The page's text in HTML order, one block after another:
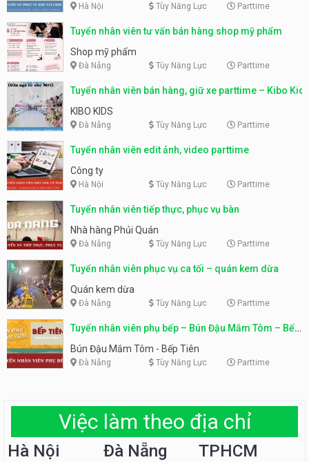
Hà Nội Tùy Năng Lực Parttime
Tuyển nhân viên tư vấn bán hàng shop mỹ phẩm
Shop mỹ phẩm
Đà Nẵng Tùy Năng Lực Parttime
Tuyển nhân viên bán hàng, giữ xe parttime – Kibo Kid
KIBO KIDS
Đà Nẵng Tùy Năng Lực Parttime
Tuyển nhân viên edit ảnh, video parttime
Công ty
Hà Nội Tùy Năng Lực Parttime
Tuyển nhân viên tiếp thực, phục vụ bàn
Nhà hàng Phủi Quán
Đà Nẵng Tùy Năng Lực Parttime
Tuyển nhân viên phục vụ ca tối – quán kem dừa
Quán kem dừa
Đà Nẵng Tùy Năng Lực Parttime
Tuyển nhân viên phụ bếp – Bún Đậu Mắm Tôm – Bếp
Tiên
Bún Đậu Mắm Tôm - Bếp Tiên
Đà Nẵng Tùy Năng Lực Parttime
Việc làm theo địa chỉ
Hà Nội Đà Nẵng TPHCM